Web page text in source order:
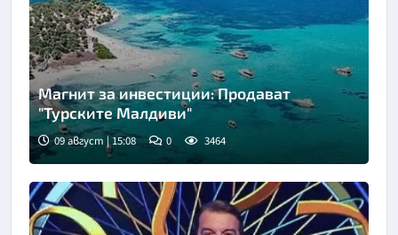
Магнит за инвестиции: Продават
"Турските Малдиви"
09 август | 15:08 0 3464